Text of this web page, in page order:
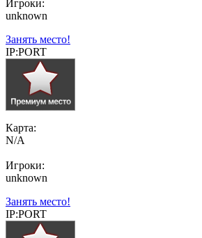
Игроки:
unknown
Занять место!
IP:PORT
Карта:
N/A
Игроки:
unknown
Занять место!
IP:PORT